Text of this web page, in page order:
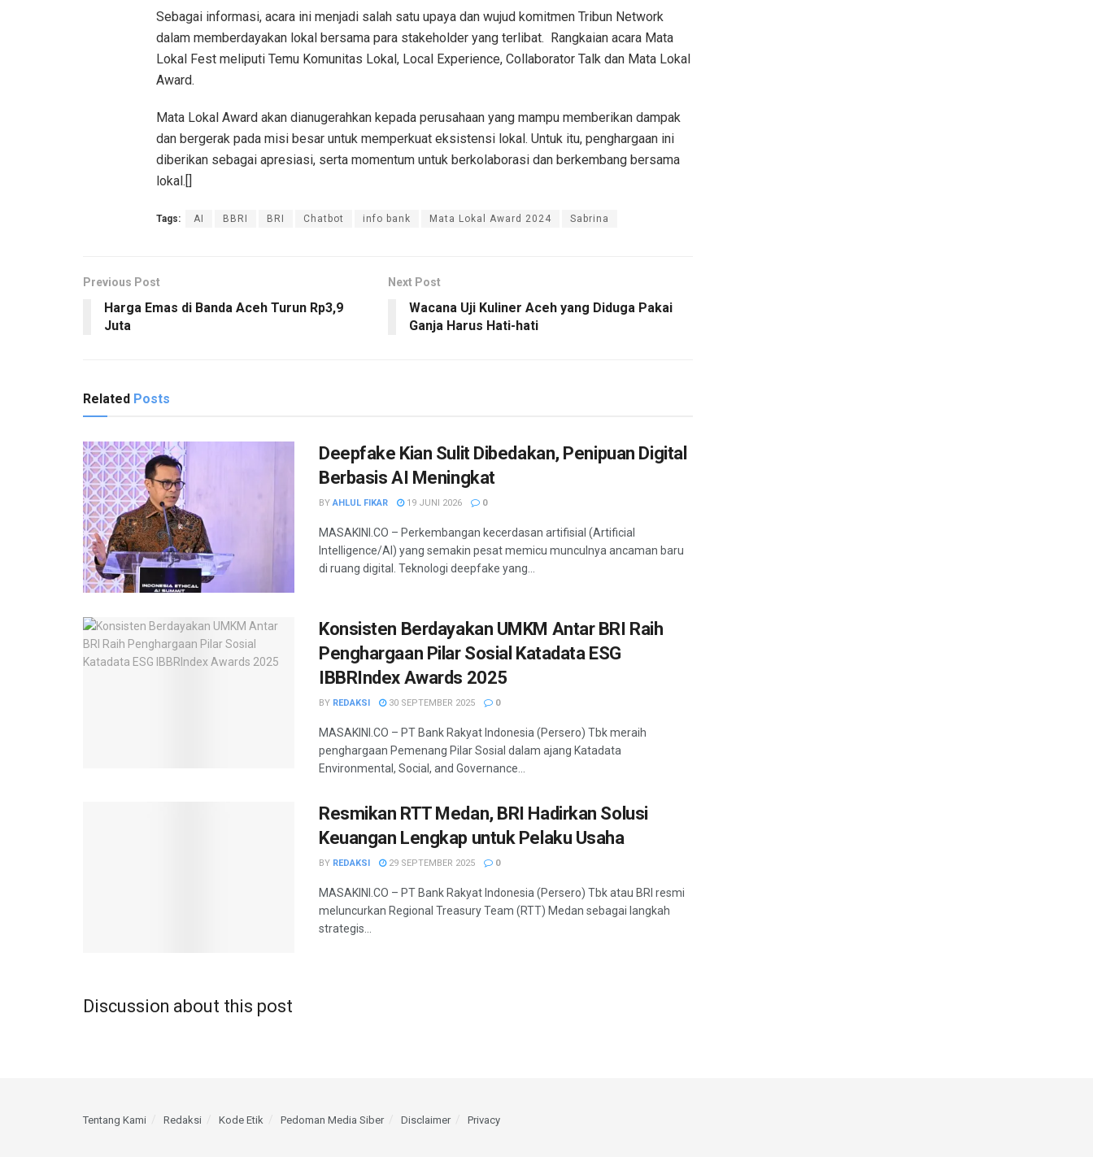
Sebagai informasi, acara ini menjadi salah satu upaya dan wujud komitmen Tribun Network
dalam memberdayakan lokal bersama para stakeholder yang terlibat. Rangkaian acara Mata
Lokal Fest meliputi Temu Komunitas Lokal, Local Experience, Collaborator Talk dan Mata Lokal
Award.
Mata Lokal Award akan dianugerahkan kepada perusahaan yang mampu memberikan dampak
dan bergerak pada misi besar untuk memperkuat eksistensi lokal. Untuk itu, penghargaan ini
diberikan sebagai apresiasi, serta momentum untuk berkolaborasi dan berkembang bersama
lokal.[]
Tags: AI BBRI BRI Chatbot info bank Mata Lokal Award 2024 Sabrina
Previous Post
Harga Emas di Banda Aceh Turun Rp3,9
Juta
Next Post
Wacana Uji Kuliner Aceh yang Diduga Pakai
Ganja Harus Hati-hati
Related Posts
Deepfake Kian Sulit Dibedakan, Penipuan Digital
Berbasis AI Meningkat
BY AHLUL FIKAR 19 JUNI 2026 0
MASAKINI.CO – Perkembangan kecerdasan artifisial (Artificial
Intelligence/AI) yang semakin pesat memicu munculnya ancaman baru
di ruang digital. Teknologi deepfake yang...
Konsisten Berdayakan UMKM Antar BRI Raih
Penghargaan Pilar Sosial Katadata ESG
IBBRIndex Awards 2025
BY REDAKSI 30 SEPTEMBER 2025 0
MASAKINI.CO – PT Bank Rakyat Indonesia (Persero) Tbk meraih
penghargaan Pemenang Pilar Sosial dalam ajang Katadata
Environmental, Social, and Governance...
Resmikan RTT Medan, BRI Hadirkan Solusi
Keuangan Lengkap untuk Pelaku Usaha
BY REDAKSI 29 SEPTEMBER 2025 0
MASAKINI.CO – PT Bank Rakyat Indonesia (Persero) Tbk atau BRI resmi
meluncurkan Regional Treasury Team (RTT) Medan sebagai langkah
strategis...
Discussion about this post
Tentang Kami Redaksi Kode Etik Pedoman Media Siber Disclaimer Privacy